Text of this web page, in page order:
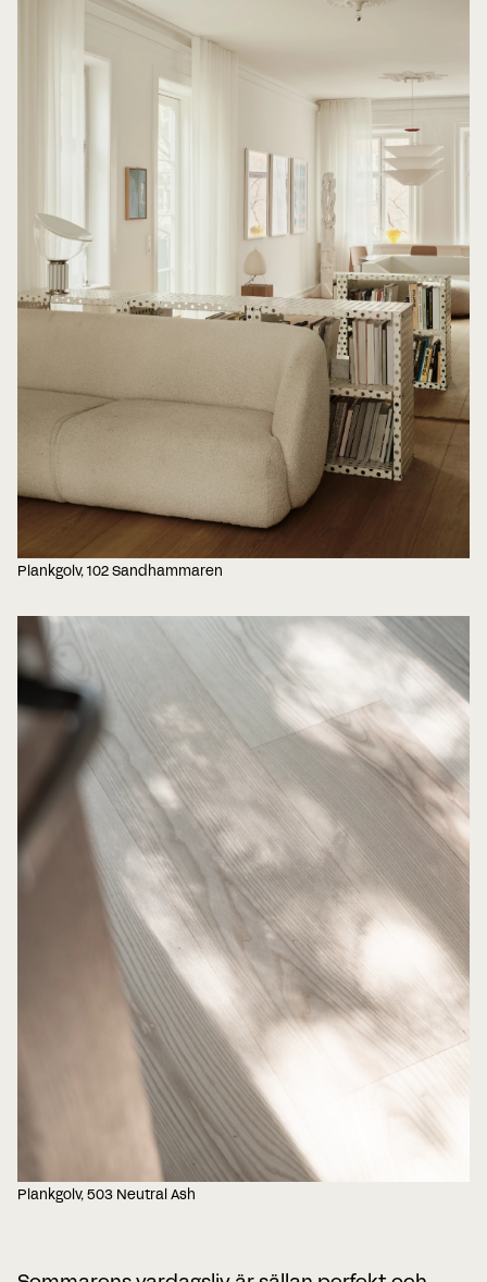
Plankgolv, 102 Sandhammaren
Plankgolv, 503 Neutral Ash